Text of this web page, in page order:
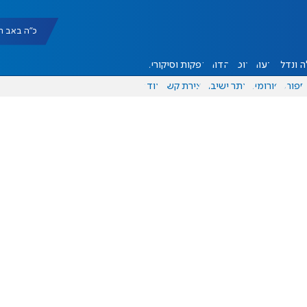
כ"ה באב תשפ"ו
ונדל"ן דעות אוכל יהדות הפקות וסיקורים
ספורט פורומים אתר ישיבה יצירת קשר עוד